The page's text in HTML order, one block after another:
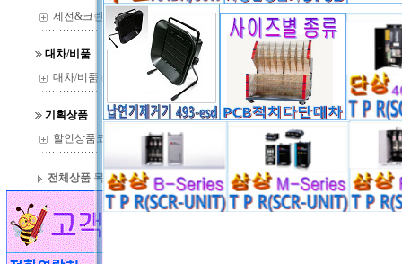
제전&크린용품 (14)
대차/비품
대차/비품
기획상품
할인상품코너
전체상품 목록
(